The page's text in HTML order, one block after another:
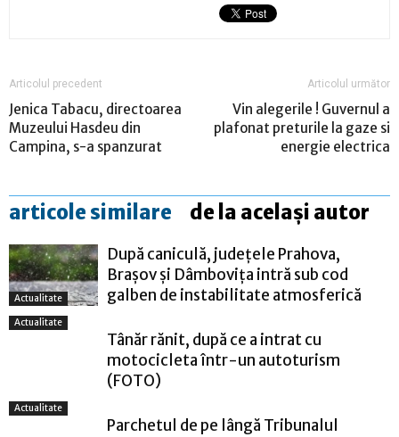
Articolul precedent
Jenica Tabacu, directoarea
Muzeului Hasdeu din
Campina, s-a spanzurat
Articolul următor
Vin alegerile ! Guvernul a
plafonat preturile la gaze si
energie electrica
articole similare de la același autor
Actualitate
După caniculă, județele Prahova,
Brașov și Dâmbovița intră sub cod
galben de instabilitate atmosferică
Actualitate
Tânăr rănit, după ce a intrat cu
motocicleta într-un autoturism
(FOTO)
Actualitate
Parchetul de pe lângă Tribunalul